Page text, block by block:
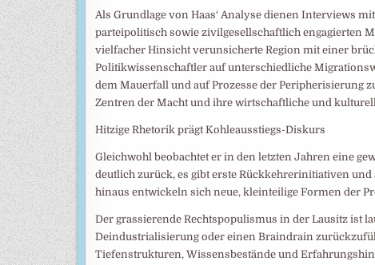
Als Grundlage von Haas‘ Analyse dienen Interviews
parteipolitisch sowie zivilgesellschaftlich engagierten
vielfacher Hinsicht verunsicherte Region mit einer
Politikwissenschaftler auf unterschiedliche
dem Mauerfall und auf Prozesse der Peripherisierung
Zentren der Macht und ihre wirtschaftliche und
Hitzige Rhetorik prägt Kohleausstiegs-Diskurs
Gleichwohl beobachtet er in den letzten Jahren eine
deutlich zurück, es gibt erste Rückkehrerinitiativen
hinaus entwickeln sich neue, kleinteilige Formen der
Der grassierende Rechtspopulismus in der Lausitz ist
Deindustrialisierung oder einen Braindrain
Tiefenstrukturen, Wissensbestände und